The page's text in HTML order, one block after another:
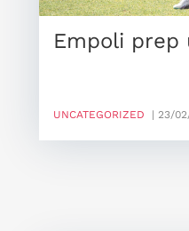
Empoli prep
UNCATEGORIZED | 23/